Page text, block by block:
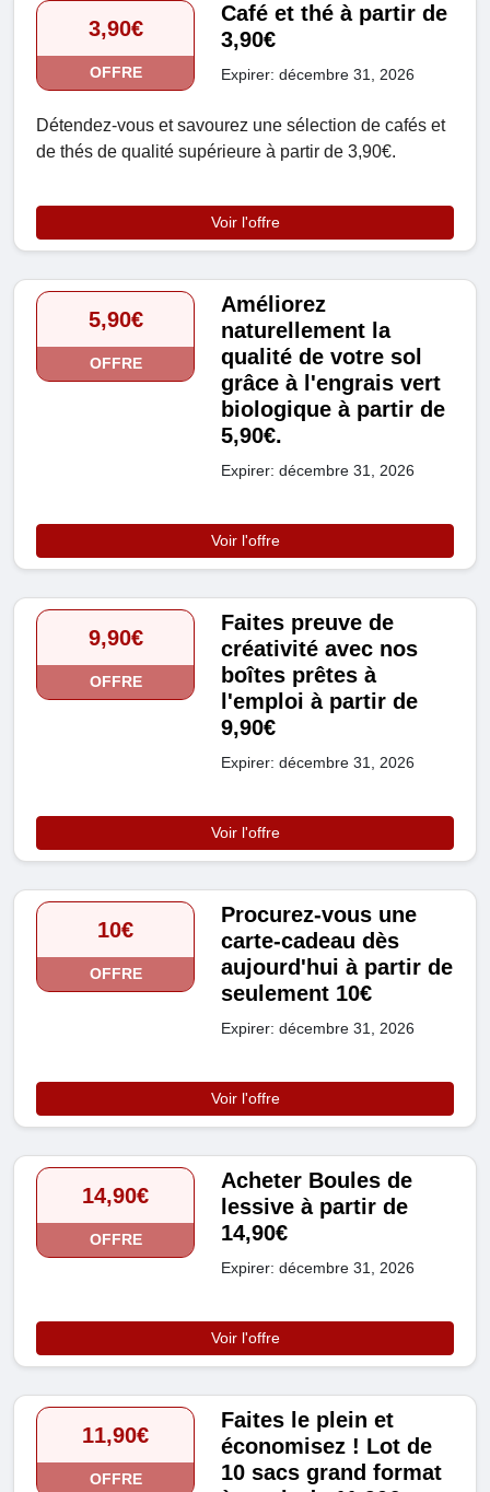
3,90€
OFFRE
Café et thé à partir de
3,90€
Expirer: décembre 31, 2026
Détendez-vous et savourez une sélection de cafés et
de thés de qualité supérieure à partir de 3,90€.
Voir l'offre
5,90€
OFFRE
Améliorez
naturellement la
qualité de votre sol
grâce à l'engrais vert
biologique à partir de
5,90€.
Expirer: décembre 31, 2026
Voir l'offre
9,90€
OFFRE
Faites preuve de
créativité avec nos
boîtes prêtes à
l'emploi à partir de
9,90€
Expirer: décembre 31, 2026
Voir l'offre
10€
OFFRE
Procurez-vous une
carte-cadeau dès
aujourd'hui à partir de
seulement 10€
Expirer: décembre 31, 2026
Voir l'offre
14,90€
OFFRE
Acheter Boules de
lessive à partir de
14,90€
Expirer: décembre 31, 2026
Voir l'offre
11,90€
OFFRE
Faites le plein et
économisez ! Lot de
10 sacs grand format